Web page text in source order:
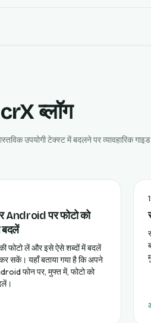
ब्लॉग
उपयोगी टेक्स्ट में बदलने पर व्यावहारिक
पर फोटो को
फोटो लें और इसे ऐसे शब्दों में बदलें
सकें। यहाँ बताया गया है कि अपने
फोन पर, मुफ्त में, फोटो को